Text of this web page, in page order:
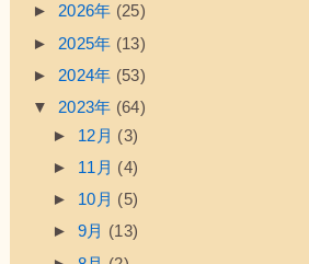
► 2026年 (25)
► 2025年 (13)
► 2024年 (53)
▼ 2023年 (64)
► 12月 (3)
► 11月 (4)
► 10月 (5)
► 9月 (13)